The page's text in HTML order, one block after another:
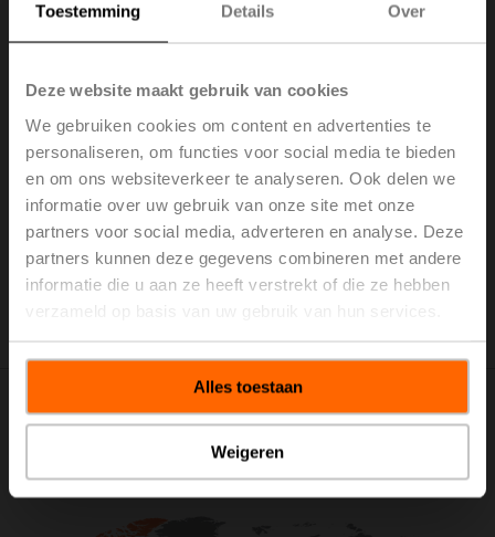
Toestemming Details Over
Deze website maakt gebruik van cookies
We gebruiken cookies om content en advertenties te
personaliseren, om functies voor social media te bieden
en om ons websiteverkeer te analyseren. Ook delen we
informatie over uw gebruik van onze site met onze
partners voor social media, adverteren en analyse. Deze
partners kunnen deze gegevens combineren met andere
informatie die u aan ze heeft verstrekt of die ze hebben
Alles toestaan
Weigeren
Ga naar de regionale website voor meer